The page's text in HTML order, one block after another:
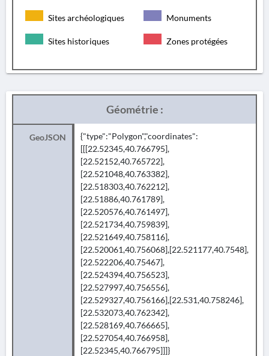
Sites archéologiques Monuments
Sites historiques Zones protégées
Géométrie :
GeoJSON
{"type":"Polygon","coordinates":
[[[22.52345,40.766795],
[22.52152,40.765722],
[22.521048,40.763382],
[22.518303,40.762212],
[22.51886,40.761789],
[22.520576,40.761497],
[22.521734,40.759839],
[22.521649,40.758116],
[22.520061,40.756068],[22.521177,40.7548],
[22.522206,40.75467],
[22.524394,40.756523],
[22.527997,40.756556],
[22.529327,40.756166],[22.531,40.758246],
[22.532073,40.762342],
[22.528169,40.766665],
[22.527054,40.766958],
[22.52345,40.766795]]]}